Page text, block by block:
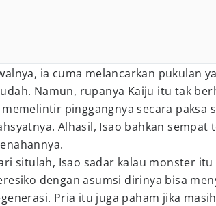
ia cuma melancarkan pukulan
Namun, rupanya Kaiju itu tak
memelintir pinggangnya secara paksa
Alhasil, Isao bahkan
situlah, Isao sadar kalau monster
dengan asumsi dirinya bisa
Pria itu juga paham jika